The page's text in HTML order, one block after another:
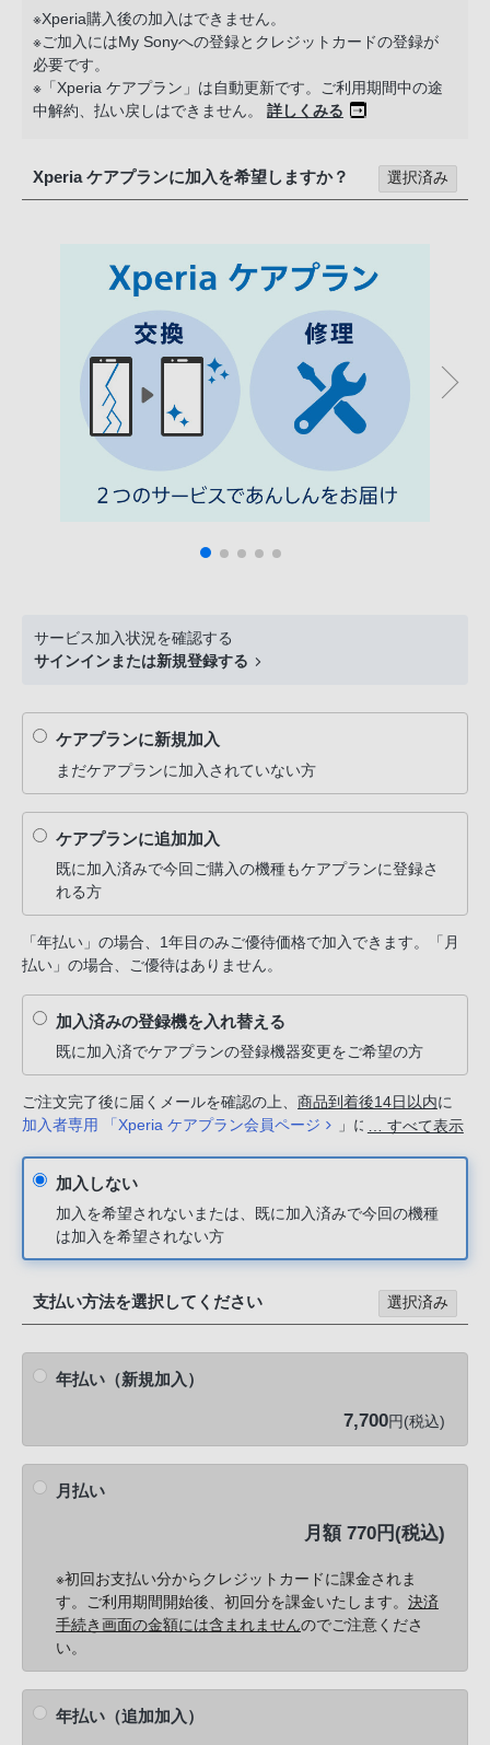
PHS
9614」
※Xperia購入後の加入はできません。
※ご加入にはMy Sonyへの登録とクレジットカードの登録が
必要です。
※「Xperia ケアプラン」は自動更新です。ご利用期間中の途
中解約、払い戻しはできません。 詳しくみる
Xperia ケアプランに加入を希望しますか？ 選択済み
サービス加入状況を確認する
サインインまたは新規登録する
ケアプランに新規加入
まだケアプランに加入されていない方
ケアプランに追加加入
既に加入済みで今回ご購入の機種もケアプランに登録さ
れる方
「年払い」の場合、1年目のみご優待価格で加入できます。「月
払い」の場合、ご優待はありません。
加入済みの登録機を入れ替える
既に加入済でケアプランの登録機器変更をご希望の方
ご注文完了後に届くメールを確認の上、 商品到着後14日以内に
加入者専用 「Xperia ケアプラン会員ページ
」にてお手続きく
… すべて表示
加入しない
加入を希望されないまたは、既に加入済みで今回の機種
は加入を希望されない方
支払い方法を選択してください 選択済み
年払い（新規加入）
7,700円(税込)
月払い
月額 770円(税込)
※初回お支払い分からクレジットカードに課金されま
す。ご利用期間開始後、初回分を課金いたします。 決済
手続き画面の金額には含まれませんのでご注意くださ
い。
年払い（追加加入）